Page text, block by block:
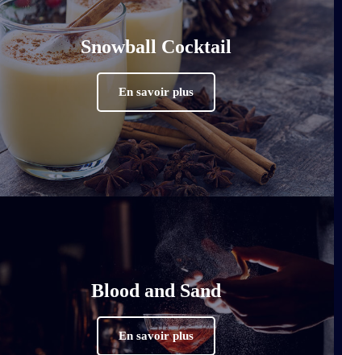
Snowball Cocktail
En savoir plus
Blood and Sand
En savoir plus